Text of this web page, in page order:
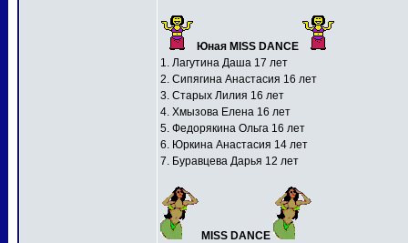
Юная MISS DANCE
1. Лагутина Даша 17 лет
2. Сипягина Анастасия 16 лет
3. Старых Лилия 16 лет
4. Хмызова Елена 16 лет
5. Федорякина Ольга 16 лет
6. Юркина Анастасия 14 лет
7. Буравцева Дарья 12 лет
MISS DANCE